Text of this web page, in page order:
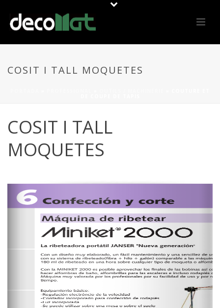
COSIT I TALL MOQUETES
COSIT I TALL
MOQUETES